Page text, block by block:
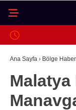
GALERİ
MALATYA
İLÇELER
Ana Sayfa › Bölge
Malatya